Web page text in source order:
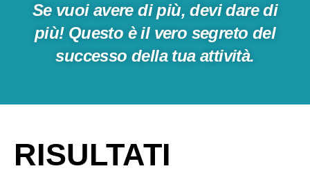
Se vuoi avere di più, devi dare di
più! Questo è il vero segreto del
successo della tua attività.
RISULTATI